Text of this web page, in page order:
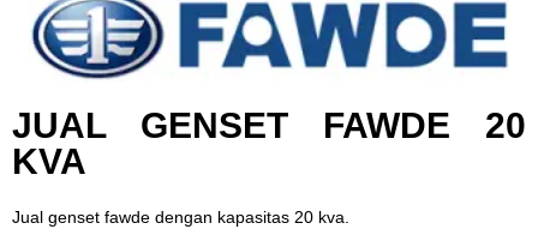
JUAL GENSET FAWDE 20
KVA
Jual genset fawde dengan kapasitas 20 kva.